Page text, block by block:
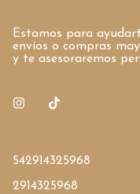
Estamos para
envíos o compras
y te asesoraremos
542914325968
2914325968